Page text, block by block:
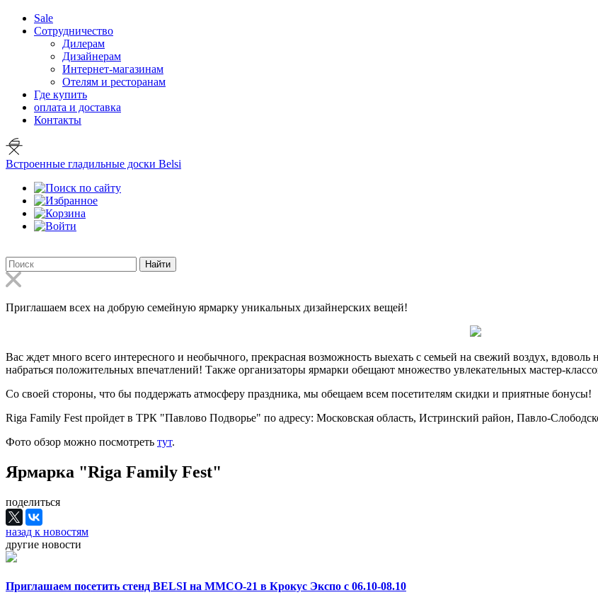
Sale
Сотрудничество
Дилерам
Дизайнерам
Интернет-магазинам
Отелям и ресторанам
Где купить
оплата и доставка
Контакты
Встроенные гладильные доски Belsi
Найти
Приглашаем всех на добрую семейную ярмарку уникальных дизайнерских вещей!
Вас ждет много всего интересного и необычного, прекрасная возможность выехать с семьей на свежий воздух,
набраться положительных впечатлений! Также организаторы ярмарки обещают множество увлекательных мастер-
Со своей стороны, что бы поддержать атмосферу праздника, мы обещаем всем посетителям скидки и приятные бонусы!
Riga Family Fest пройдет в ТРК "Павлово Подворье" по адресу: Московская область, Истринский район, Павло-
Фото обзор можно посмотреть тут.
Ярмарка "Riga Family Fest"
поделиться
назад к новостям
другие новости
Приглашаем посетить стенд BELSI на ММСО-21 в Крокус Экспо с 06.10-08.10